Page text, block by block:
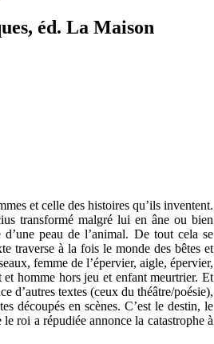
éd. La Maison
et celle des histoires qu’ils inventent.
transformé malgré lui en âne ou bien
peau de l’animal. De tout cela se
traverse à la fois le monde des bêtes et
femme de l’épervier, aigle, épervier,
homme hors jeu et enfant meurtrier. Et
d’autres textes (ceux du théâtre/poésie),
découpés en scènes. C’est le destin, le
roi a répudiée annonce la catastrophe à